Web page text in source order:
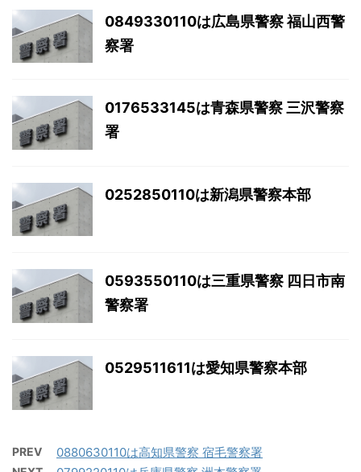
0849330110は広島県警察 福山西警
察署
0176533145は青森県警察 三沢警察
署
0252850110は新潟県警察本部
0593550110は三重県警察 四日市南
警察署
0529511611は愛知県警察本部
PREV 0880630110は高知県警察 宿毛警察署